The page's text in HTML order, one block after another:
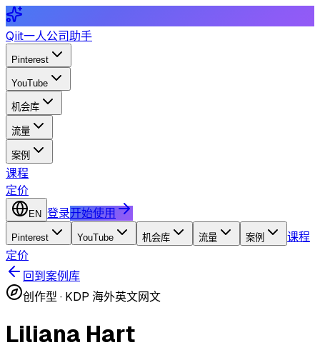
Qiit一人公司助手
Pinterest
YouTube
机会库
流量
案例
课程
定价
EN 登录开始使用
Pinterest YouTube 机会库 流量 案例
课程
定价
回到案例库
创作型 · KDP 海外英文网文
Liliana Hart